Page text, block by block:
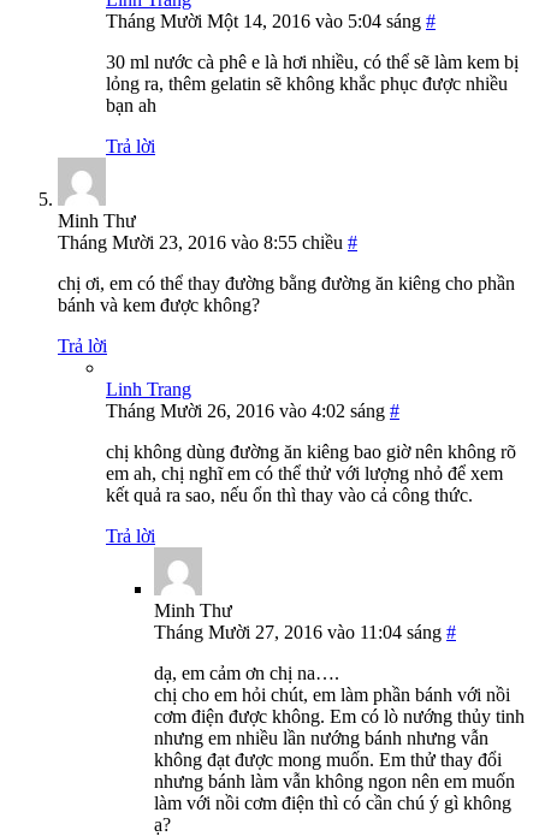
Tháng Mười Một 14, 2016 vào 5:04 sáng #
30 ml nước cà phê e là hơi nhiều, có thể sẽ làm kem bị
lỏng ra, thêm gelatin sẽ không khắc phục được nhiều
bạn ah
Trả lời
Minh Thư
Tháng Mười 23, 2016 vào 8:55 chiều #
chị ơi, em có thể thay đường bằng đường ăn kiêng cho phần
bánh và kem được không?
Trả lời
Linh Trang
Tháng Mười 26, 2016 vào 4:02 sáng #
chị không dùng đường ăn kiêng bao giờ nên không rõ
em ah, chị nghĩ em có thể thử với lượng nhỏ để xem
kết quả ra sao, nếu ổn thì thay vào cả công thức.
Trả lời
Minh Thư
Tháng Mười 27, 2016 vào 11:04 sáng #
dạ, em cảm ơn chị na….
chị cho em hỏi chút, em làm phần bánh với nồi
cơm điện được không. Em có lò nướng thủy tinh
nhưng em nhiều lần nướng bánh nhưng vẫn
không đạt được mong muốn. Em thử thay đổi
nhưng bánh làm vẫn không ngon nên em muốn
làm với nồi cơm điện thì có cần chú ý gì không
ạ?